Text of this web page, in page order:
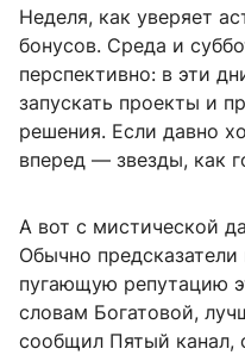
Неделя, как уверяет
бонусов. Среда и
перспективно: в эти
запускать проекты и
решения. Если давно
вперед — звезды, как
А вот с мистической
Обычно
пугающую репутацию
словам Богатовой,
сообщил Пятый канал,